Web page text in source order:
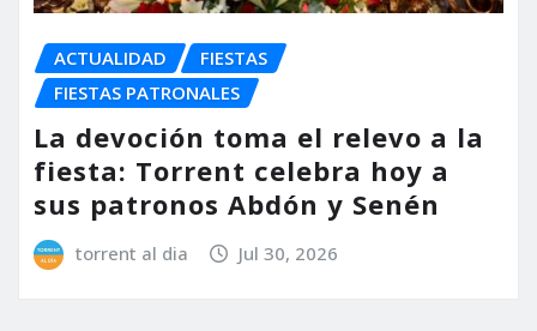
ACTUALIDAD
FIESTAS
FIESTAS PATRONALES
La devoción toma el relevo a la
fiesta: Torrent celebra hoy a
sus patronos Abdón y Senén
torrent al dia Jul 30, 2026